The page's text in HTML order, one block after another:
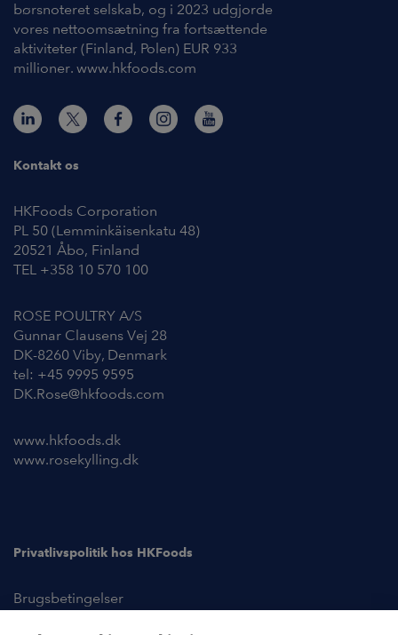
børsnoteret selskab, og i 2023 udgjorde
vores nettoomsætning fra fortsættende
aktiviteter (Finland, Polen) EUR 933
millioner. www.hkfoods.com
Kontakt os
HKFoods Corporation
PL 50 (Lemminkäisenkatu 48)
20521 Åbo, Finland
TEL +358 10 570 100
ROSE POULTRY A/S
Gunnar Clausens Vej 28
DK-8260 Viby, Denmark
tel: +45 9995 9595
DK.Rose@hkfoods.com
www.hkfoods.dk
www.rosekylling.dk
Privatlivspolitik hos HKFoods
Brugsbetingelser